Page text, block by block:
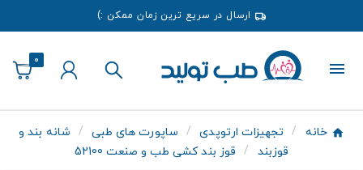
ارسال در سریع ترین زمان ممکن :)
0
خانه تجهیزات ارتوپدی ساپورت های طبی
شانه بند و
قوزبند
قوز بند کشی طب و صنعت 52100